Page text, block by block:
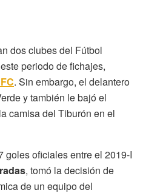
dos clubes del Fútbol
periodo de fichajes,
. Sin embargo, el delantero
y también le bajó el
camisa del Tiburón en el
goles oficiales entre el 2019-I
, tomó la decisión de
de un equipo del